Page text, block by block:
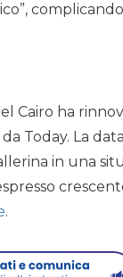
Cairo ha
Today. La
in una
.